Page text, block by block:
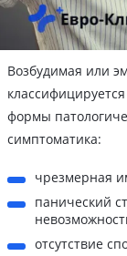
Возбудимая или
формы
симптоматика:
чрезмерная
панический
отсутствие